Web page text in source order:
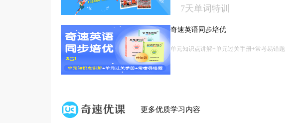
7天单词特训
奇速英语同步培优
单元知识点讲解+单元过关手册+常考易错题
更多优质学习内容